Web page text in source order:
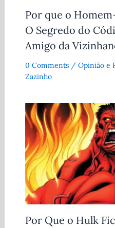
Por que o
O Segredo do
Amigo da
0 Comments / Opinião e
Zazinho
Por Que o Hulk